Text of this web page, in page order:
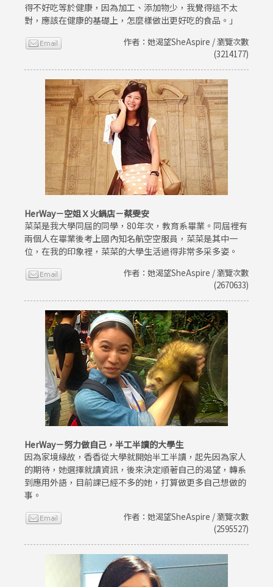
得不好吃等於健康，因為加工、添加物少，我覺得這不太
對，應該在健康的基礎上，怎麼樣做出更好吃的食品。」
作者：她渴望SheAspire / 瀏覽次數
(3214177)
HerWay－空姐Ｘ火鍋店－蔡雯安
菜菜是我大學同屆的同學，80年次，教育系畢業。同屆裡有
兩個人在畢業後考上國內知名航空空服員，菜菜是其中一
位，在我的印象裡，菜菜的大學生活過得非常多采多姿。
作者：她渴望SheAspire / 瀏覽次數
(2670633)
HerWay－努力做自己，半工半讀的大學生
因為家境緣故，香香從大學就開始半工半讀，起先因為家人
的期待，她選擇就讀資訊，後來決定順著自己的渴望，轉系
到應用外語，目前課已經不多的她，打算做更多自己想做的
事。
作者：她渴望SheAspire / 瀏覽次數
(2595527)